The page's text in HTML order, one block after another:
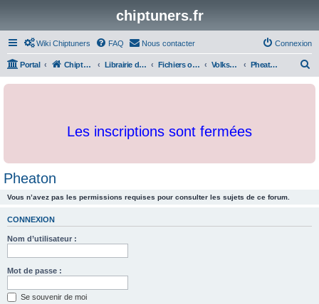
chiptuners.fr
Wiki Chiptuners FAQ Nous contacter Connexion
Portal Chiptuners.fr Librairie de documents et originaux Fichiers originaux Volkswagen Pheaton
c
Les inscriptions sont fermées
Pheaton
Vous n’avez pas les permissions requises pour consulter les sujets de ce forum.
CONNEXION
Nom d’utilisateur :
Mot de passe :
Se souvenir de moi